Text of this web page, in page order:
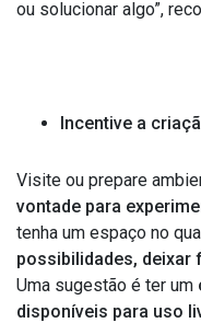
ou solucionar algo”,
Incentive a
Visite ou prepare
vontade para
tenha um espaço no
possibilidades, deixar
Uma sugestão é ter um
disponíveis para uso